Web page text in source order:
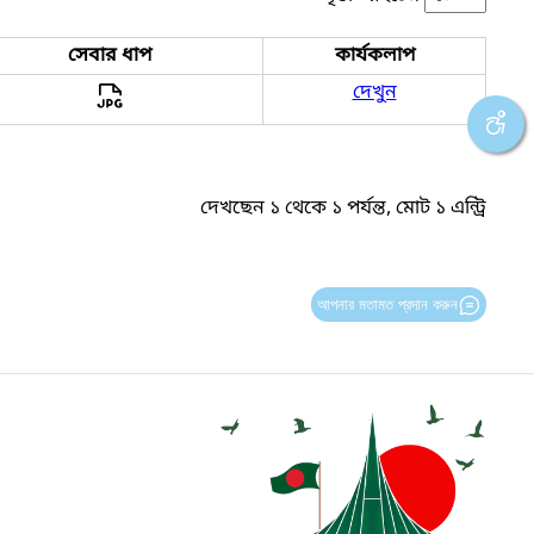
সেবার ধাপ
কার্যকলাপ
দেখুন
দেখছেন ১ থেকে ১ পর্যন্ত, মোট ১ এন্ট্রি
আপনার মতামত প্রদান করুন